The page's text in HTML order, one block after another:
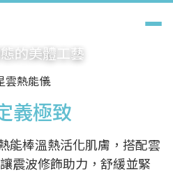
的美體工藝
義極致
能棒溫熱活化肌膚，搭配雲
震波修飾助力，舒緩並緊